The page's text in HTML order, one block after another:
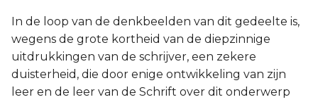
In de loop van de denkbeelden van dit gedeelte is,
wegens de grote kortheid van de diepzinnige
uitdrukkingen van de schrijver, een zekere
duisterheid, die door enige ontwikkeling van zijn
leer en de leer van de Schrift over dit onderwerp